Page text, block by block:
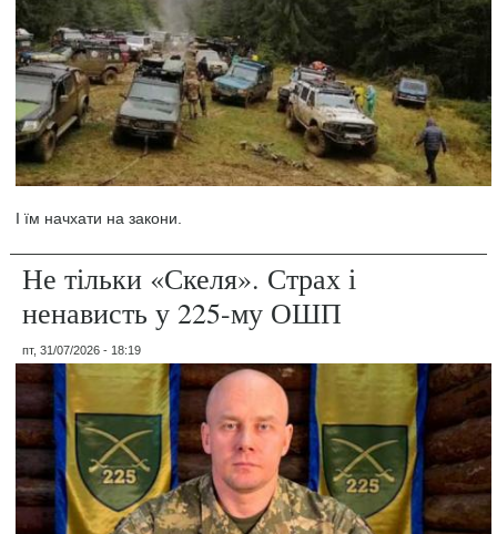
І їм начхати на закони.
Не тільки «Скеля». Страх і
ненависть у 225-му ОШП
пт, 31/07/2026 - 18:19